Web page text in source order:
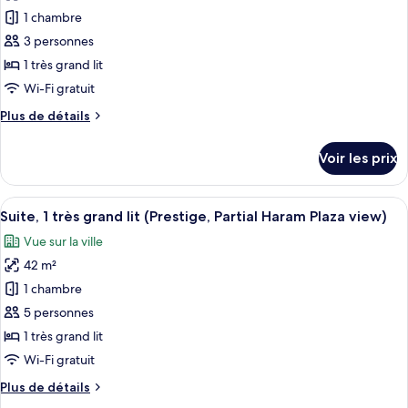
très
grand
lit
ce
type
de
chambre :
Deluxe,
grand
lit
(Club,Partial
Haram
Plaza
view)
1 chambre
3 personnes
1 très grand lit
Wi-Fi gratuit
Plus de détails
Plus
le
type
de
Chambre
Deluxe,
très
grand
lit
(Club,Partial
Haram
view)
Voir les prix
Afficher
toutes
les
photos
pour
ce
type
de
chambre :
Suite,
Une chambre d’hôtel avec un
12
Suite, 1 très grand lit (Prestige, Partial Haram Plaza view)
Vue sur la ville
42 m²
1 chambre
5 personnes
1 très grand lit
Wi-Fi gratuit
Plus de détails
Plus